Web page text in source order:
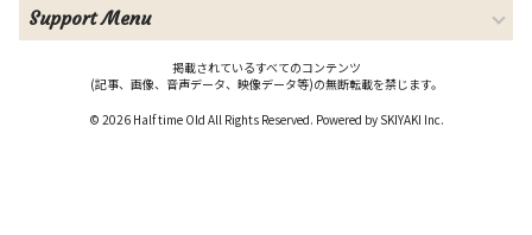
Support Menu
掲載されているすべてのコンテンツ
(記事、画像、音声データ、映像データ等)の無断転載を禁じます。
© 2026 Half time Old All Rights Reserved. Powered by SKIYAKI Inc.